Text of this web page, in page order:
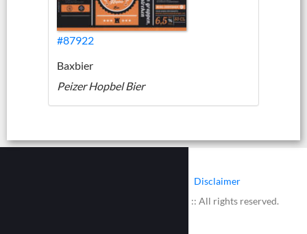
#87922
Baxbier
Peizer Hopbel Bier
Disclaimer
© 2002 - 2026 :: www.bieretiketten.nl :: All rights reserved.